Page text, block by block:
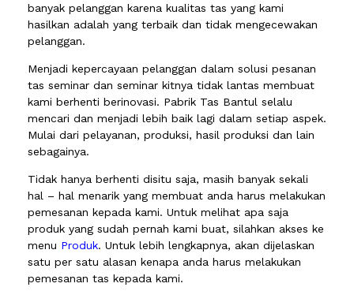
banyak pelanggan karena kualitas tas yang kami
hasilkan adalah yang terbaik dan tidak mengecewakan
pelanggan.
Menjadi kepercayaan pelanggan dalam solusi pesanan
tas seminar dan seminar kitnya tidak lantas membuat
kami berhenti berinovasi. Pabrik Tas Bantul selalu
mencari dan menjadi lebih baik lagi dalam setiap aspek.
Mulai dari pelayanan, produksi, hasil produksi dan lain
sebagainya.
Tidak hanya berhenti disitu saja, masih banyak sekali
hal – hal menarik yang membuat anda harus melakukan
pemesanan kepada kami. Untuk melihat apa saja
produk yang sudah pernah kami buat, silahkan akses ke
menu Produk. Untuk lebih lengkapnya, akan dijelaskan
satu per satu alasan kenapa anda harus melakukan
pemesanan tas kepada kami.